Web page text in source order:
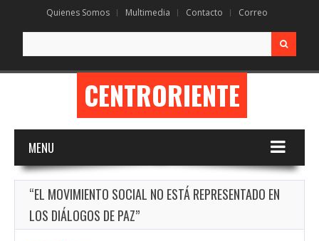
Quienes Somos Multimedia Contacto Correo
for:
CENTRORIENTE
MENU
“EL MOVIMIENTO SOCIAL NO ESTÁ REPRESENTADO EN
LOS DIÁLOGOS DE PAZ”